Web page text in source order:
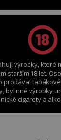
výrobky, které
starším 18 let.
prodávat
bylinné výrobky
cigarety a